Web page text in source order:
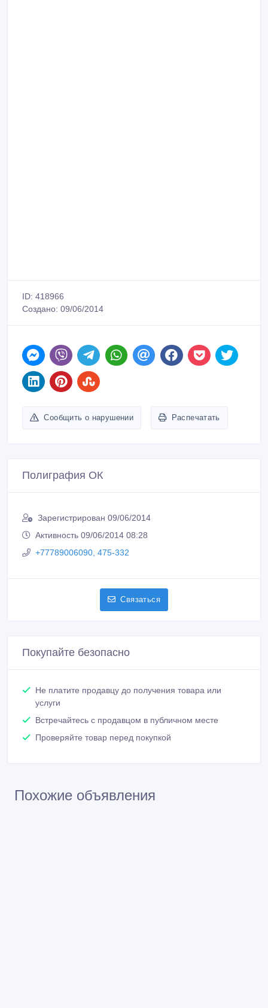
ID: 418966
Создано: 09/06/2014
Сообщить о нарушении Распечатать
Полиграфия ОК
Зарегистрирован 09/06/2014
Активность 09/06/2014 08:28
+77789006090, 475-332
Связаться
Покупайте безопасно
Не платите продавцу до получения товара или
услуги
Встречайтесь с продавцом в публичном месте
Проверяйте товар перед покупкой
Похожие объявления